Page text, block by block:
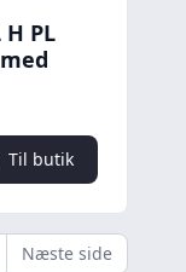
H PL
Til butik
Næste side